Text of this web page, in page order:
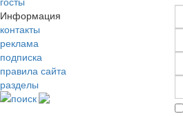
Информация
контакты
реклама
подписка
правила сайта
разделы
поиск